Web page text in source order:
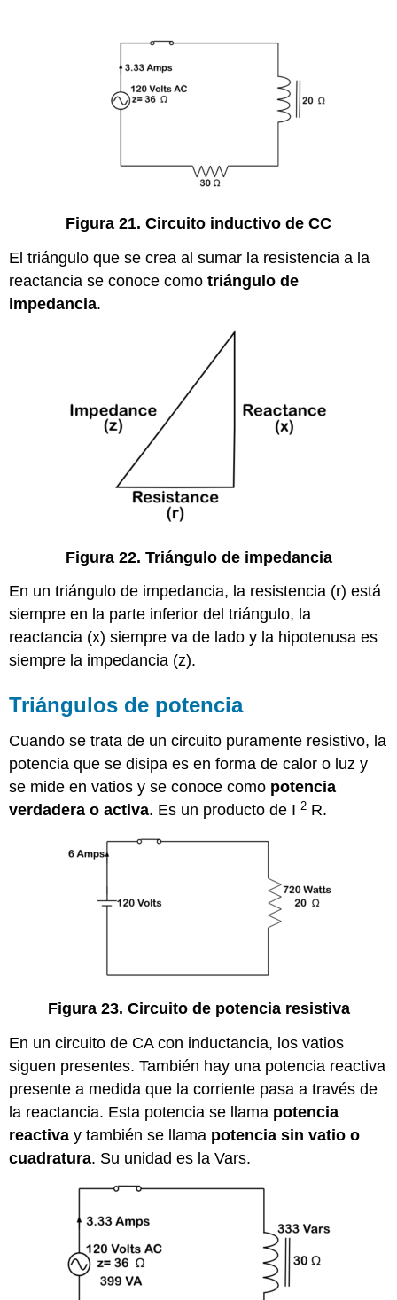
Figura 21. Circuito inductivo de CC
El triángulo que se crea al sumar la resistencia a la
reactancia se conoce comotriángulo de
impedancia.
Figura 22. Triángulo de impedancia
En un triángulo de impedancia, la resistencia (r) está
siempre en la parte inferior del triángulo, la
reactancia (x) siempre va de lado y la hipotenusa es
siempre la impedancia (z).
Triángulos de potencia
Cuando se trata de un circuito puramente resistivo, la
potencia que se disipa es en forma de calor o luz y
se mide en vatios y se conoce como potencia
verdadera o activa. Es un producto de I2 R.
Figura 23. Circuito de potencia resistiva
En un circuito de CA con inductancia, los vatios
siguen presentes. También hay una potencia reactiva
presente a medida que la corriente pasa a través de
la reactancia. Esta potencia se llama potencia
reactiva y también se llama potencia sin vatio o
cuadratura. Su unidad es la Vars.